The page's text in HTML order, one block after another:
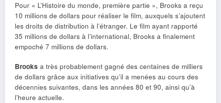
Pour « L’Histoire du monde, première partie », Brooks a reçu
10 millions de dollars pour réaliser le film, auxquels s’ajoutent
les droits de distribution à l’étranger. Le film ayant rapporté
35 millions de dollars à l’international, Brooks a finalement
empoché 7 millions de dollars.
Brooks a très probablement gagné des centaines de milliers
de dollars grâce aux initiatives qu’il a menées au cours des
décennies suivantes, dans les années 80 et 90, ainsi qu’à
l’heure actuelle.